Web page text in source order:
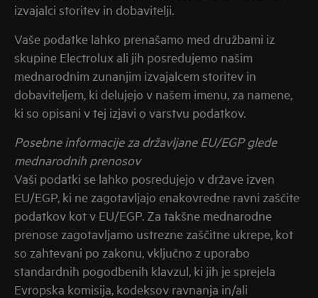
izvajalci storitev in dobavitelji.
Vaše podatke lahko prenašamo med družbami iz
skupine Electrolux ali jih posredujemo našim
mednarodnim zunanjim izvajalcem storitev in
dobaviteljem, ki delujejo v našem imenu, za namene,
ki so opisani v tej izjavi o varstvu podatkov.
Posebne informacije za državljane EU/EGP glede
mednarodnih prenosov
Vaši podatki se lahko posredujejo v države izven
EU/EGP, ki ne zagotavljajo enakovredne ravni zaščite
podatkov kot v EU/EGP. Za takšne mednarodne
prenose zagotavljamo ustrezne zaščitne ukrepe, kot
so zahtevani po zakonu, vključno z uporabo
standardnih pogodbenih klavzul, ki jih je sprejela
Evropska komisija, kodeksov ravnanja in/ali